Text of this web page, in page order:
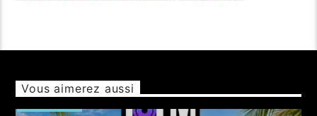
Vous aimerez aussi